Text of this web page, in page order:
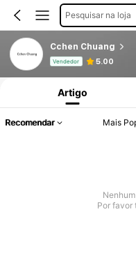
Pesquisar na loja
Cchen Chuang
Vendedor 5.00
Informações do Produto:
Artigo
Recomendar Mais
Por favor